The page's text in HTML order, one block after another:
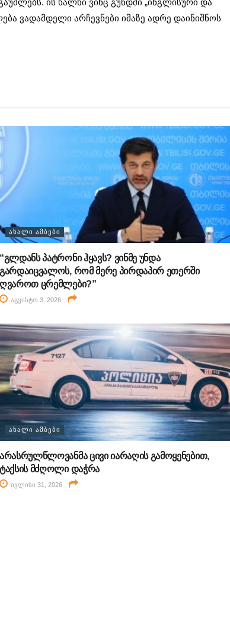
ვადამდელი არჩევნები იმაზე ადრე დაინიშნოს
ᲐᲮᲐᲚᲘ ᲐᲛᲑᲔᲑᲘ
“გლდანს პატრონი ჰყავს? ვინმე უნდა
გარდაიცვალოს, რომ მერე პირდაპირ ეთერში
ღვაროთ ცრემლები?”
აგვისტო 3, 2026
ᲐᲮᲐᲚᲘ ᲐᲛᲑᲔᲑᲘ
არასრულწლოვანმა ცივი იარაღის გამოყენებით,
ტაქსის მძღოლი დაჭრა
ივლისი 31, 2026